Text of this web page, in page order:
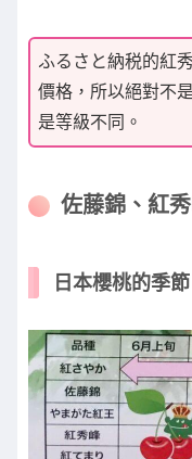
ふるさと納税的紅
價格，所以絕對不
是等級不同。
佐藤錦、紅
日本櫻桃的季節